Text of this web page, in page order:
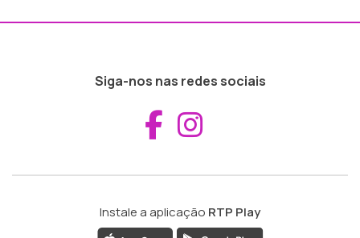
Siga-nos nas redes sociais
Aceder ao
Instale a aplicação RTP Play